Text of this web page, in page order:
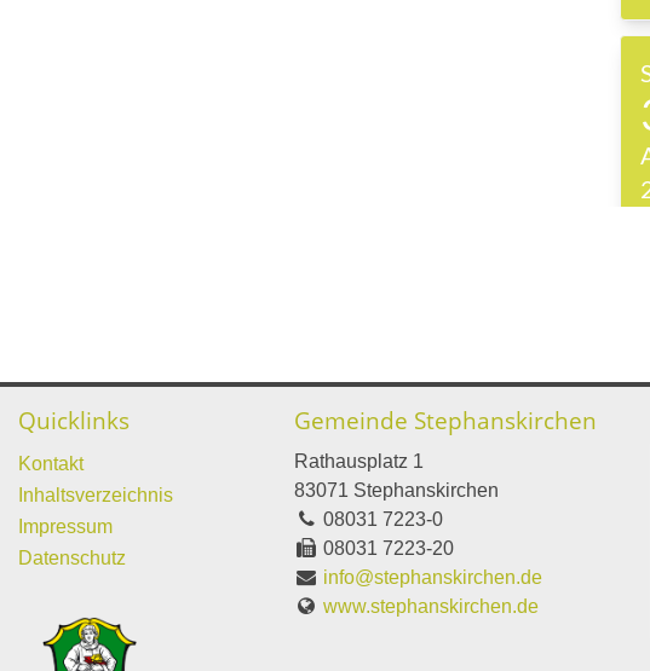
Quicklinks
Kontakt
Inhaltsverzeichnis
Impressum
Datenschutz
Gemeinde Stephanskirchen
Rathausplatz 1
83071 Stephanskirchen
08031 7223-0
08031 7223-20
info@stephanskirchen.de
www.stephanskirchen.de